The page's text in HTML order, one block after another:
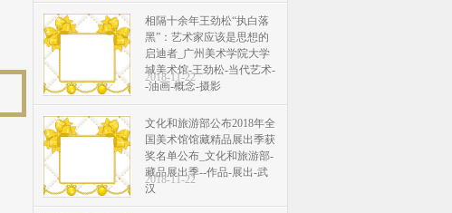
相隔十余年王劲松“执白落
黑”：艺术家应该是思想的
启迪者_广州美术学院大学
城美术馆-王劲松-当代艺术-
-油画-概念-摄影
2018-11-22
文化和旅游部公布2018年全
国美术馆馆藏精品展出季获
奖名单公布_文化和旅游部-
藏品展出季--作品-展出-武
汉
2018-11-22